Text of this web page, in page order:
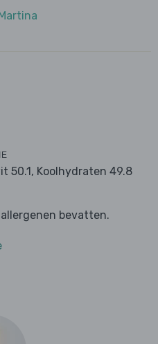
Martina
50.1, Koolhydraten 49.8
bevatten.